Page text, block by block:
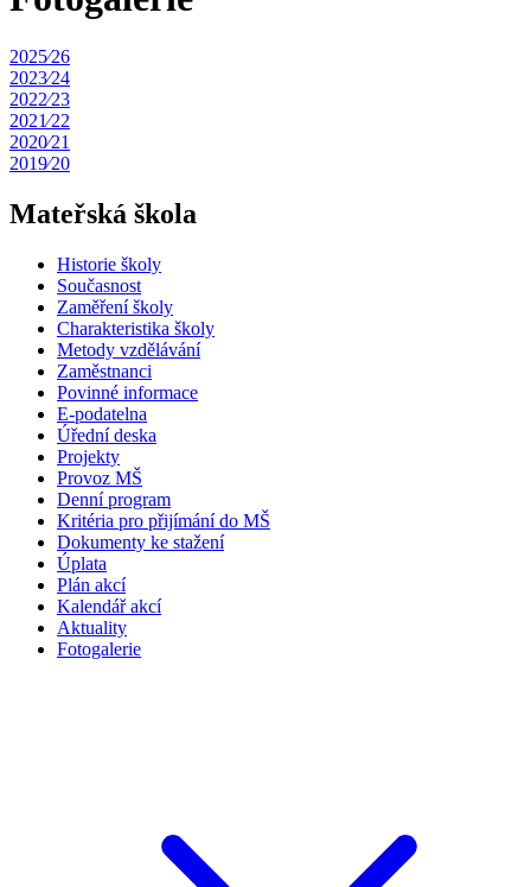
2025⁄26
2023⁄24
2022⁄23
2021⁄22
2020⁄21
2019⁄20
Mateřská škola
Historie školy
Současnost
Zaměření školy
Charakteristika školy
Metody vzdělávání
Zaměstnanci
Povinné informace
E-podatelna
Úřední deska
Projekty
Provoz MŠ
Denní program
Kritéria pro přijímání do MŠ
Dokumenty ke stažení
Úplata
Plán akcí
Kalendář akcí
Aktuality
Fotogalerie